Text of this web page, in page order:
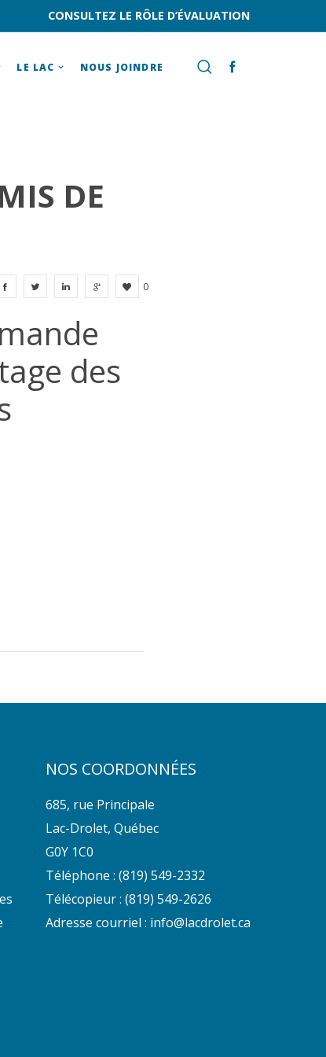
CONSULTEZ LE RÔLE D’ÉVALUATION
LE LAC NOUS JOINDRE
DE
0
des
NOS COORDONNÉES
685, rue Principale
Lac-Drolet, Québec
G0Y 1C0
Téléphone : (819) 549-2332
Télécopieur : (819) 549-2626
Adresse courriel : info@lacdrolet.ca